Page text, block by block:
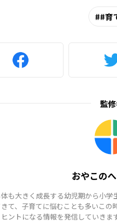
#育
監
おやこの
も大きく成長する幼児期から小
て、子育てに悩むことも多いこ
ントになる情報を発信していきます